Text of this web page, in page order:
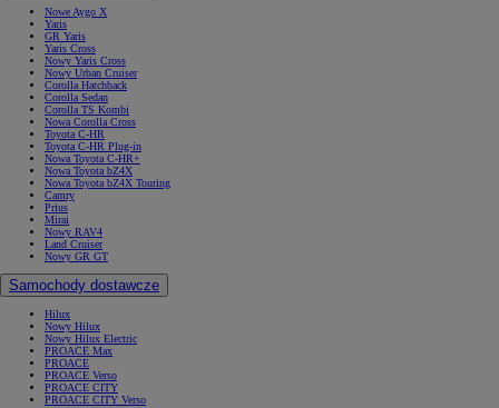
Nowe Aygo X
Yaris
GR Yaris
Yaris Cross
Nowy Yaris Cross
Nowy Urban Cruiser
Corolla Hatchback
Corolla Sedan
Corolla TS Kombi
Nowa Corolla Cross
Toyota C-HR
Toyota C-HR Plug-in
Nowa Toyota C-HR+
Nowa Toyota bZ4X
Nowa Toyota bZ4X Touring
Camry
Prius
Mirai
Nowy RAV4
Land Cruiser
Nowy GR GT
Samochody dostawcze
Hilux
Nowy Hilux
Nowy Hilux Electric
PROACE Max
PROACE
PROACE Verso
PROACE CITY
PROACE CITY Verso